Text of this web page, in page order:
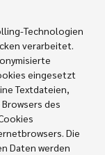
Technologien
verarbeitet.
eingesetzt
Textdateien,
des
Die
Daten werden